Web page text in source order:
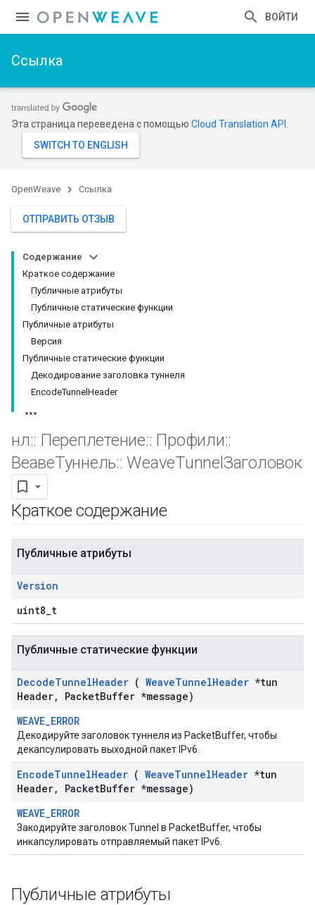
ВОЙТИ
Ссылка
Эта страница переведена с помощью Cloud Translation API
OpenWeave Ссылка
ОТПРАВИТЬ ОТЗЫВ
Содержание
Краткое содержание
Публичные атрибуты
Публичные статические функции
Публичные атрибуты
Версия
Публичные статические функции
Декодирование заголовка туннеля
EncodeTunnelHeader
нл:: Переплетение:: Профили::
ВеавеТуннель:: WeaveTunnelЗаголовок
Краткое содержание
Публичные атрибуты
Version
uint8_t
Публичные статические функции
DecodeTunnelHeader ( WeaveTunnelHeader *tun
Header, PacketBuffer *message)
WEAVE_ERROR
Декодируйте заголовок туннеля из PacketBuffer, чтобы
декапсулировать выходной пакет IPv6.
EncodeTunnelHeader ( WeaveTunnelHeader *tun
Header, PacketBuffer *message)
WEAVE_ERROR
Закодируйте заголовок Tunnel в PacketBuffer, чтобы
инкапсулировать отправляемый пакет IPv6.
Публичные атрибуты